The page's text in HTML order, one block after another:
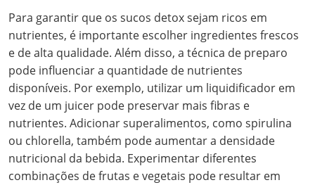
Para garantir que os sucos detox sejam ricos em
nutrientes, é importante escolher ingredientes frescos
e de alta qualidade. Além disso, a técnica de preparo
pode influenciar a quantidade de nutrientes
disponíveis. Por exemplo, utilizar um liquidificador em
vez de um juicer pode preservar mais fibras e
nutrientes. Adicionar superalimentos, como spirulina
ou chlorella, também pode aumentar a densidade
nutricional da bebida. Experimentar diferentes
combinações de frutas e vegetais pode resultar em